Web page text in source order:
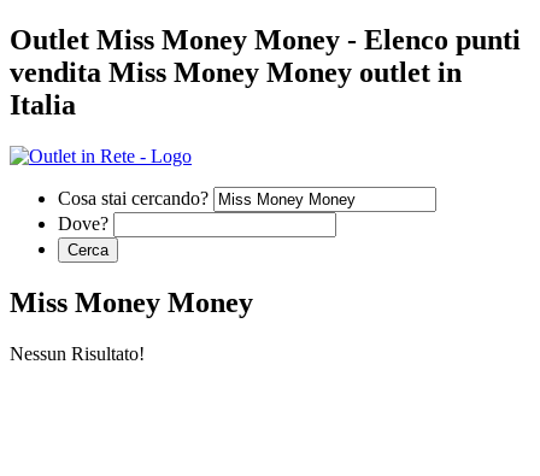
Outlet Miss Money Money - Elenco punti
vendita Miss Money Money outlet in
Italia
Cosa stai cercando?
Dove?
Miss Money Money
Nessun Risultato!